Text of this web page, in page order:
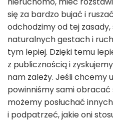
się za bardzo bujać i
odchodzimy od tej
naturalnych gestach i
tym lepiej. Dzięki temu
z publicznością i
nam zależy. Jeśli chcemy
powinniśmy sami obracać
możemy posłuchać
i podpatrzeć, jakie oni